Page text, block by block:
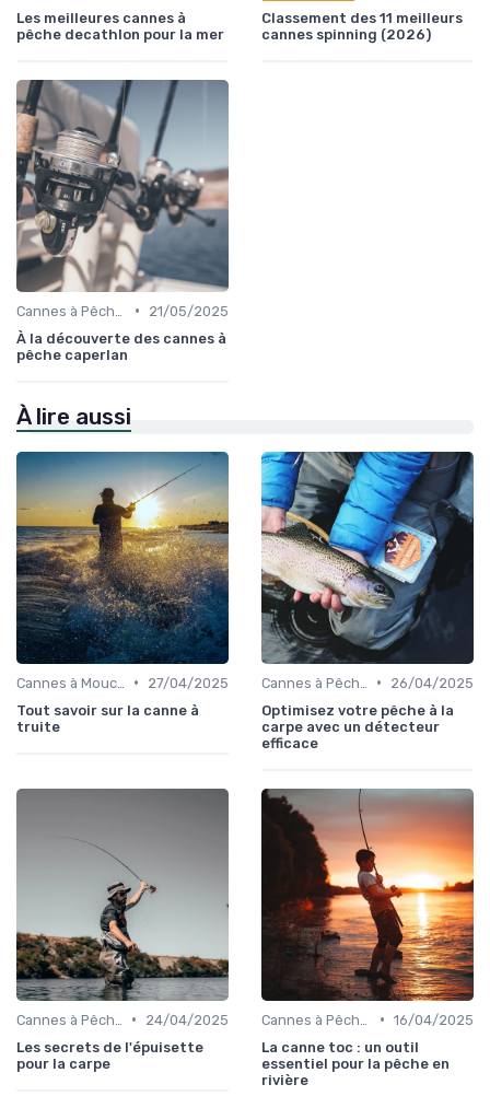
Les meilleures cannes à
pêche decathlon pour la mer
Classement des 11 meilleurs
cannes spinning (2026)
•
21/05/2025
À la découverte des cannes à
pêche caperlan
À lire aussi
•
27/04/2025
Tout savoir sur la canne à
truite
•
26/04/2025
Optimisez votre pêche à la
carpe avec un détecteur
efficace
•
24/04/2025
Les secrets de l'épuisette
pour la carpe
• 16/04/2025
La canne toc : un outil
essentiel pour la pêche en
rivière